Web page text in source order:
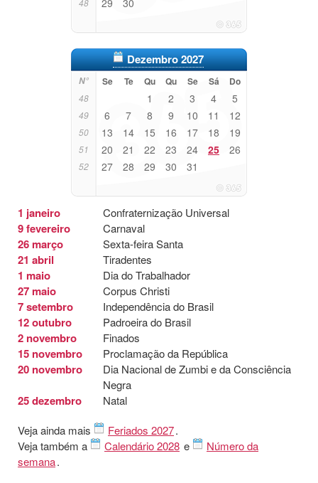
48 29 30
Dezembro 2027
N° Se Te Qu Qu Se Sá Do
48 1 2 3 4 5
49 6 7 8 9 10 11 12
50 13 14 15 16 17 18 19
51 20 21 22 23 24 25 26
52 27 28 29 30 31
1 janeiro Confraternização Universal
9 fevereiro Carnaval
26 março Sexta-feira Santa
21 abril Tiradentes
1 maio Dia do Trabalhador
27 maio Corpus Christi
7 setembro Independência do Brasil
12 outubro Padroeira do Brasil
2 novembro Finados
15 novembro Proclamação da República
20 novembro
Dia Nacional de Zumbi e da Consciência
Negra
25 dezembro
Natal
Veja ainda mais
Feriados 2027.
Veja também a
Calendário 2028 e
Número da
semana.